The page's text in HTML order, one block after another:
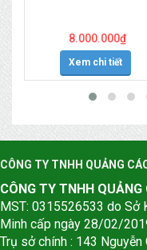
8.000.000₫
Xem chi tiết
CÔNG TY TNHH QUẢNG
CÔNG TY TNHH
MST: 0315526533 do Sở
Minh cấp ngày 28/02/
Trụ sở chính : 143